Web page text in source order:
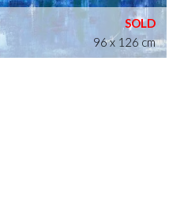
96 x 126 cm